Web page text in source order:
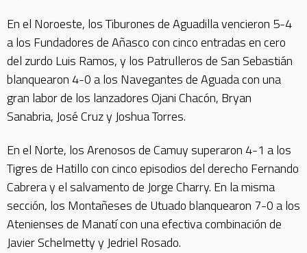
En el Noroeste, los Tiburones de Aguadilla vencieron 5-4
a los Fundadores de Añasco con cinco entradas en cero
del zurdo Luis Ramos, y los Patrulleros de San Sebastián
blanquearon 4-0 a los Navegantes de Aguada con una
gran labor de los lanzadores Ojani Chacón, Bryan
Sanabria, José Cruz y Joshua Torres.
En el Norte, los Arenosos de Camuy superaron 4-1 a los
Tigres de Hatillo con cinco episodios del derecho Fernando
Cabrera y el salvamento de Jorge Charry. En la misma
sección, los Montañeses de Utuado blanquearon 7-0 a los
Atenienses de Manatí con una efectiva combinación de
Javier Schelmetty y Jedriel Rosado.